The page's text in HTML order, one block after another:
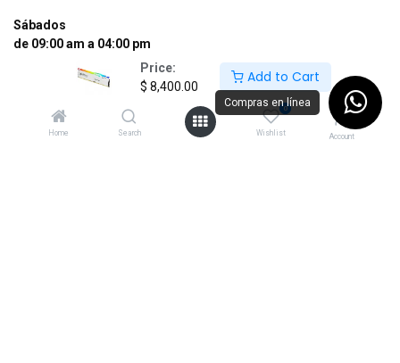
Price:
$ 8,400.00
Add to Cart
Home Search
0
Wishlist Account
Sábados
de 09:00 am a 04:00 pm
Tel: (55) 50255181 Ext. 800 y 812
Whatsapp +52 56 10704437
contacto@supermexdigital.com
Compras en línea